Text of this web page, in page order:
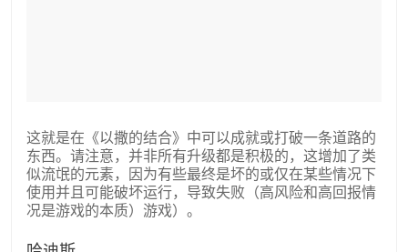
这就是在《以撒的结合》中可以成就或打破一条道路的
东西。请注意，并非所有升级都是积极的，这增加了类
似流氓的元素，因为有些最终是坏的或仅在某些情况下
使用并且可能破坏运行，导致失败（高风险和高回报情
况是游戏的本质）游戏）。